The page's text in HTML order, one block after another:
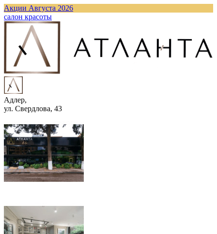
Акции Августа 2026
cалон красоты
Адлер,
ул. Свердлова, 43